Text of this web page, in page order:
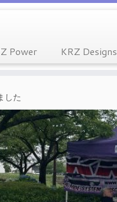
Power KRZ Designs
した